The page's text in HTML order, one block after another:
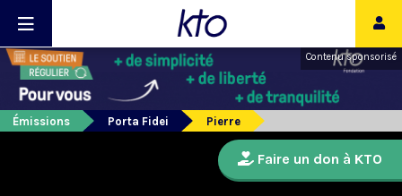
Contenu sponsorisé
Émissions Porta Fidei Pierre
Faire un don à KTO